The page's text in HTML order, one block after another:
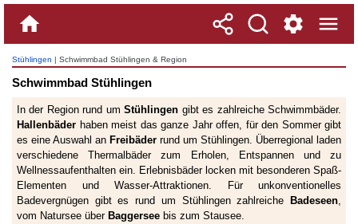
Stühlingen | Schwimmbad Stühlingen & Region
Schwimmbad Stühlingen
In der Region rund umStühlingen gibt es zahlreiche Schwimmbäder.
Hallenbäder haben meist das ganze Jahr offen, für den Sommer gibt
es eine Auswahl an Freibäder rund um Stühlingen. Überregional laden
verschiedene Thermalbäder zum Erholen, Entspannen und zu
Wellnessaufenthalten ein. Erlebnisbäder locken mit besonderen Spaß-
Elementen und Wasser-Attraktionen. Für unkonventionelles
Badevergnügen gibt es rund um Stühlingen zahlreiche
Badeseen,
vom Natursee über Baggersee bis zum Stausee.